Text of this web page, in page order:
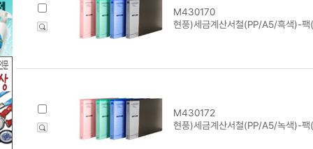
M430170
현풍)세금계산서철(PP/A5/흑색)-팩
M430172
현풍)세금계산서철(PP/A5/녹색)-팩